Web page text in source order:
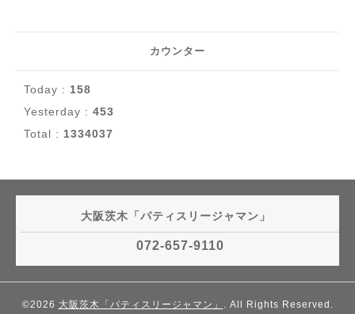
カウンター
Today : 158
Yesterday : 453
Total : 1334037
大阪茨木「パティスリージャマン」
072-657-9110
©2026 大阪茨木「パティスリージャマン」 . All Rights Reserved.